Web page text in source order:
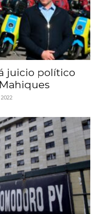
juicio político